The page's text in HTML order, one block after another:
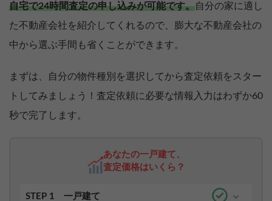
自宅で24時間査定の申し込みが可能です。自分の家に適し
た不動産会社を紹介してくれるので、膨大な不動産会社の
中から選ぶ手間も省くことができます。
まずは、自分の物件種別を選択してから査定依頼をスター
トしてみましょう！査定依頼に必要な情報入力はわずか60
秒で完了します。
あなたの一戸建て、
査定価格はいくら？
STEP 1 一戸建て